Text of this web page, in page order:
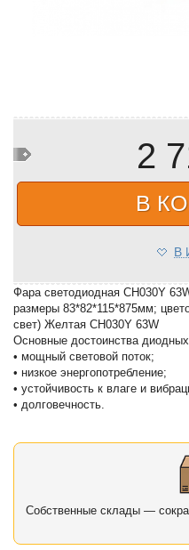
2
В
В
Фара светодиодная CH030Y
размеры 83*82*115*875мм;
свет) Желтая CH030Y 63W
Основные достоинства
• мощный световой поток;
• низкое энергопотребление;
• устойчивость к влаге и
• долговечность.
Собственные склады —